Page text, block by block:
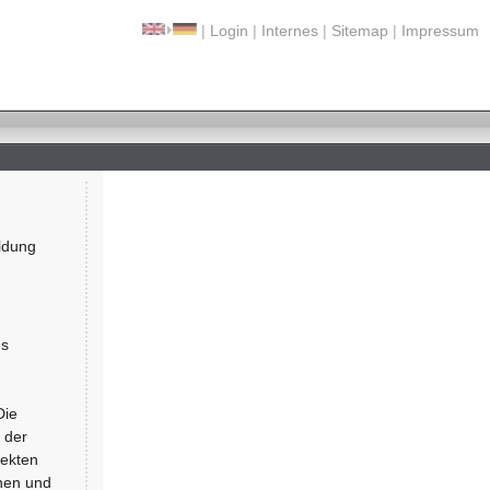
| Login | Internes | Sitemap | Impressum
der
und